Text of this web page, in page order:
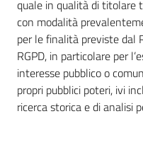
quale in qualità di titolare
con modalità
per le finalità previste dal
RGPD, in particolare per
interesse pubblico o
propri pubblici poteri, ivi
ricerca storica e di analisi